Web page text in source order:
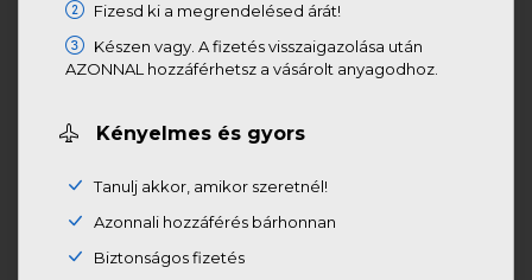
Fizesd ki a megrendelésed árát!
Készen vagy. A fizetés visszaigazolása után
AZONNAL hozzáférhetsz a vásárolt anyagodhoz.
Kényelmes és gyors
Tanulj akkor, amikor szeretnél!
Azonnali hozzáférés bárhonnan
Biztonságos fizetés